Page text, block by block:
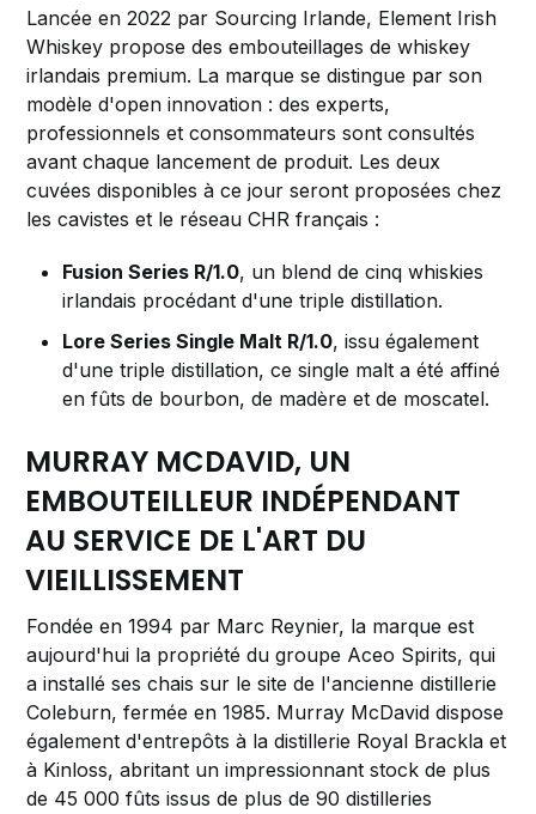
Lancée en 2022 par Sourcing Irlande, Element Irish
Whiskey propose des embouteillages de whiskey
irlandais premium. La marque se distingue par son
modèle d'open innovation : des experts,
professionnels et consommateurs sont consultés
avant chaque lancement de produit. Les deux
cuvées disponibles à ce jour seront proposées chez
les cavistes et le réseau CHR français :
Fusion Series R/1.0, un blend de cinq whiskies
irlandais procédant d'une triple distillation.
Lore Series Single Malt R/1.0, issu également
d'une triple distillation, ce single malt a été affiné
en fûts de bourbon, de madère et de moscatel.
MURRAY MCDAVID, UN
EMBOUTEILLEUR INDÉPENDANT
AU SERVICE DE L'ART DU
VIEILLISSEMENT
Fondée en 1994 par Marc Reynier, la marque est
aujourd'hui la propriété du groupe Aceo Spirits, qui
a installé ses chais sur le site de l'ancienne distillerie
Coleburn, fermée en 1985. Murray McDavid dispose
également d'entrepôts à la distillerie Royal Brackla et
à Kinloss, abritant un impressionnant stock de plus
de 45 000 fûts issus de plus de 90 distilleries